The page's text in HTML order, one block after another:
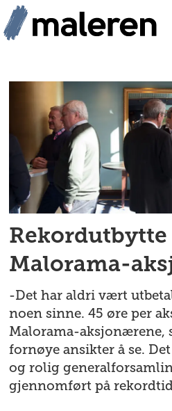
gjenvalgt
styre
Malorama-
-Det har aldri vært
noen sinne. 45 øre per
Malorama-aksjonærene,
fornøye ansikter å se.
og rolig
gjennomført på